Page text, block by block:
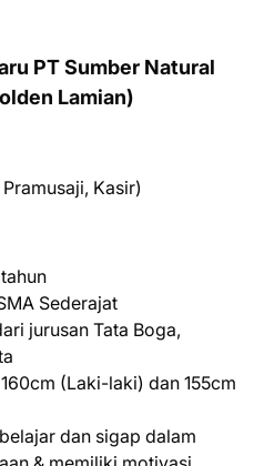
PT Sumber Natural
Lamian)
Kasir)
Sederajat
jurusan Tata Boga,
(Laki-laki) dan 155cm
dan sigap dalam